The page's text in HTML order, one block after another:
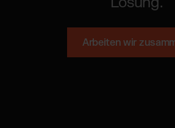
Arbeiten wir